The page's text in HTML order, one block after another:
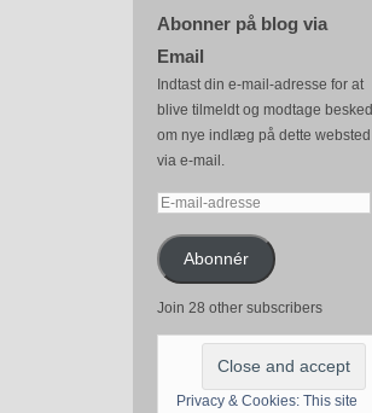
Abonner på blog via
Email
Indtast din e-mail-adresse for at
blive tilmeldt og modtage besked
om nye indlæg på dette websted
via e-mail.
E-
adresseAbonnér
Join 28 other subscribers
Privacy & Cookies: This site